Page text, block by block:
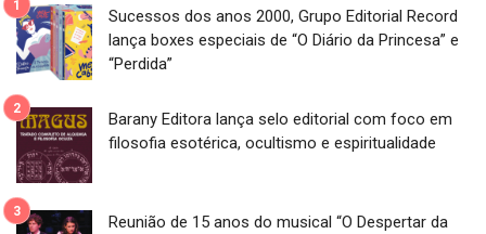
Sucessos dos anos 2000, Grupo Editorial Record
lança boxes especiais de “O Diário da Princesa” e
“Perdida”
Barany Editora lança selo editorial com foco em
filosofia esotérica, ocultismo e espiritualidade
Reunião de 15 anos do musical “O Despertar da